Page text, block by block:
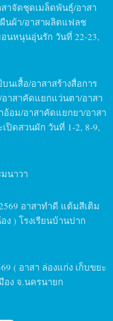
าจัดชุดเมล็ดพันธุ์/อาสา
นผ้า/อาสาผลิตแฟลช
นหนุนอุ่นรัก วันที่ 22-23,
นเสื้อ/อาสาสร้างสื่อการ
าสาคัดแยกแว่นตา/อาสา
อม/อาสาคัดแยกยา/อาสา
ปิดสวนผัก วันที่ 1-2, 8-9,
มนาวา
อาสาทำดี แต้มสีเติม
) โรงเรียนบ้านปาก
( อาสา ล่องแก่ง เก็บขยะ
อง จ.นครนายก